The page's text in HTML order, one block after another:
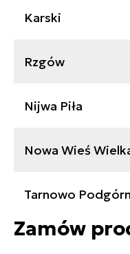
Karski
Rzgów
Nijwa Piła
Nowa Wieś
Tarnowo
Zamów